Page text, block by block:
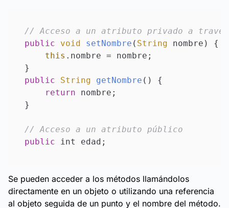
// Acceso a un atributo privado a
public
void setNombre ( String nombre ) {
this . nombre = nombre;
public
String getNombre ( ) {
return nombre;
}
// Acceso a un atributo público
public
Se pueden acceder a los métodos llamándolos
directamente en un objeto o utilizando una referencia
al objeto seguida de un punto y el nombre del método.